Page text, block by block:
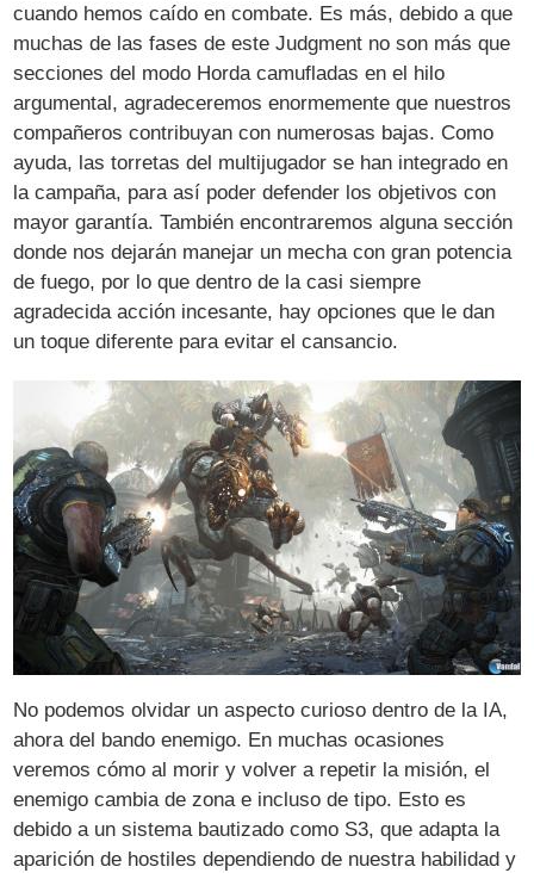
cuando hemos caído en combate. Es más, debido a que
muchas de las fases de este Judgment no son más que
secciones del modo Horda camufladas en el hilo
argumental, agradeceremos enormemente que nuestros
compañeros contribuyan con numerosas bajas. Como
ayuda, las torretas del multijugador se han integrado en
la campaña, para así poder defender los objetivos con
mayor garantía. También encontraremos alguna sección
donde nos dejarán manejar un mecha con gran potencia
de fuego, por lo que dentro de la casi siempre
agradecida acción incesante, hay opciones que le dan
un toque diferente para evitar el cansancio.
No podemos olvidar un aspecto curioso dentro de la IA,
ahora del bando enemigo. En muchas ocasiones
veremos cómo al morir y volver a repetir la misión, el
enemigo cambia de zona e incluso de tipo. Esto es
debido a un sistema bautizado como S3, que adapta la
aparición de hostiles dependiendo de nuestra habilidad y